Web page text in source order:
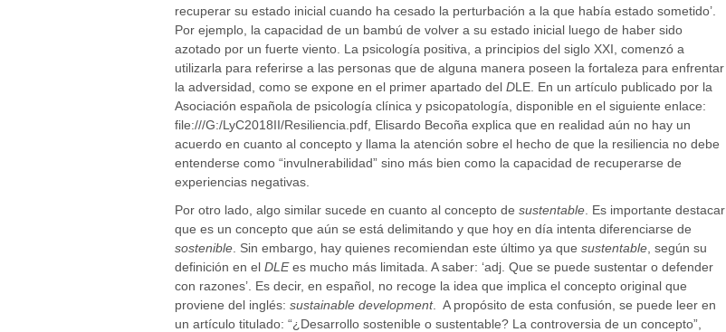
recuperar su estado inicial cuando ha cesado la perturbación a la que había estado sometido’.
Por ejemplo, la capacidad de un bambú de volver a su estado inicial luego de haber sido
azotado por un fuerte viento. La psicología positiva, a principios del siglo XXI, comenzó a
utilizarla para referirse a las personas que de alguna manera poseen la fortaleza para enfrentar
la adversidad, como se expone en el primer apartado del DLE. En un artículo publicado por la
Asociación española de psicología clínica y psicopatología, disponible en el siguiente enlace:
file:///G:/LyC2018II/Resiliencia.pdf, Elisardo Becoña explica que en realidad aún no hay un
acuerdo en cuanto al concepto y llama la atención sobre el hecho de que la resiliencia no debe
entenderse como “invulnerabilidad” sino más bien como la capacidad de recuperarse de
experiencias negativas.
Por otro lado, algo similar sucede en cuanto al concepto de sustentable. Es importante destacar
que es un concepto que aún se está delimitando y que hoy en día intenta diferenciarse de
sostenible. Sin embargo, hay quienes recomiendan este último ya que sustentable, según su
definición en el DLEes mucho más limitada. A saber: ‘adj. Que se puede sustentar o defender
con razones’. Es decir, en español, no recoge la idea que implica el concepto original que
proviene del inglés: sustainable development. A propósito de esta confusión, se puede leer en
un artículo titulado: “¿Desarrollo sostenible o sustentable? La controversia de un concepto”,